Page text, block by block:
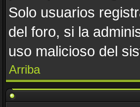
Solo usuarios
del foro, si la
uso malicioso del
Arriba